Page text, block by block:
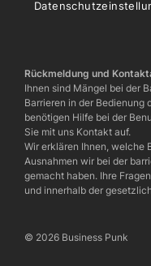
Rückmeldung und
Ihnen sind Mängel bei der
Barrieren in der Bedienung
benötigen Hilfe bei der
Sie mit uns Kontakt auf.
Wir erklären Ihnen, welche
Ausnahmen wir bei der
gemacht haben. Ihre
und innerhalb der
© 2026 Business Punk